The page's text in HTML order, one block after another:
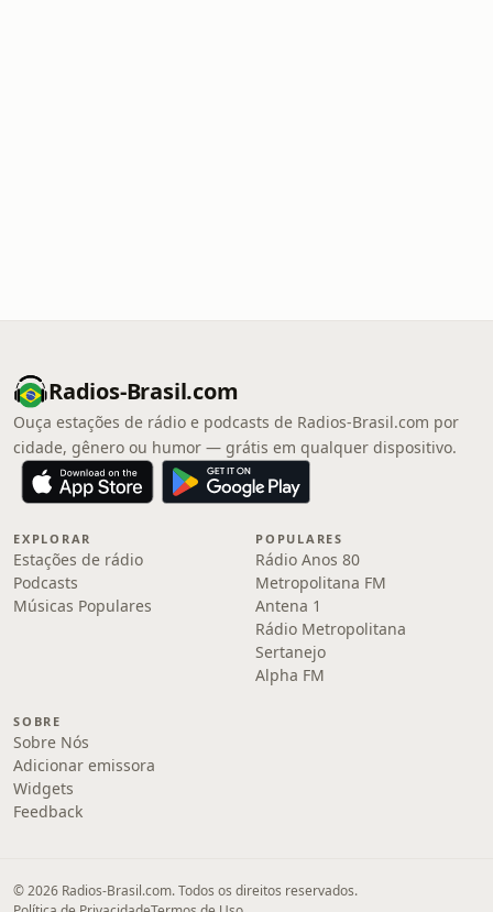
Radios-Brasil.com
Ouça estações de rádio e podcasts de Radios-Brasil.com por
cidade, gênero ou humor — grátis em qualquer dispositivo.
EXPLORAR
Estações de rádio
Podcasts
Músicas Populares
POPULARES
Rádio Anos 80
Metropolitana FM
Antena 1
Rádio Metropolitana
Sertanejo
Alpha FM
SOBRE
Sobre Nós
Adicionar emissora
Widgets
Feedback
© 2026 Radios-Brasil.com. Todos os direitos reservados.